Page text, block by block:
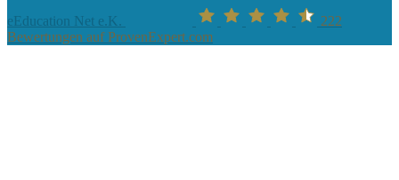
eEducation Net e.K.
222
Bewertungen auf ProvenExpert.com